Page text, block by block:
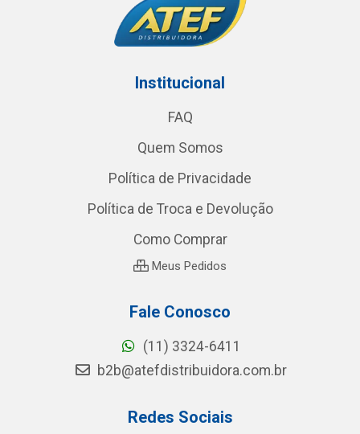
Institucional
FAQ
Quem Somos
Política de Privacidade
Política de Troca e Devolução
Como Comprar
Meus Pedidos
Fale Conosco
(11) 3324-6411
b2b@atefdistribuidora.com.br
Redes Sociais